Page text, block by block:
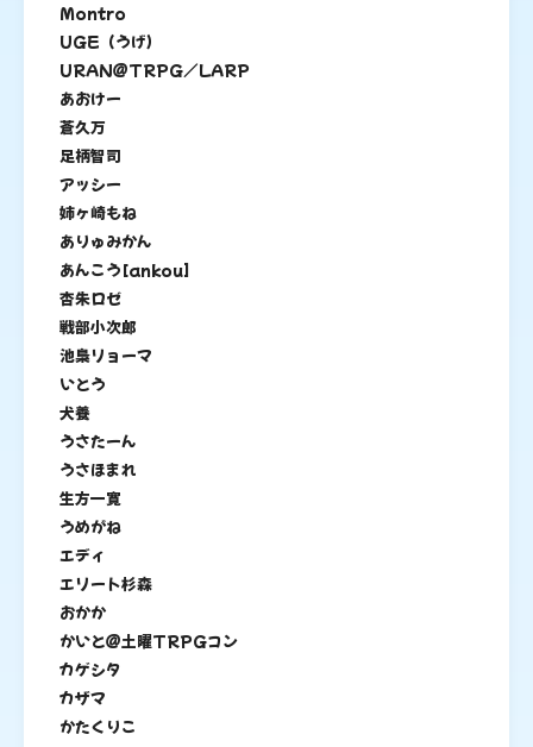
Montro
UGE（うげ）
URAN＠TRPG／LARP
あおけー
蒼久万
足柄智司
アッシー
姉ヶ崎もね
ありゅみかん
あんこう[ankou]
杏朱ロゼ
戦部小次郎
池梟リョーマ
いとう
犬養
うさたーん
うさほまれ
生方一寛
うめがね
エディ
エリート杉森
おかか
かいと＠土曜TRPGコン
カゲシタ
カザマ
かたくりこ